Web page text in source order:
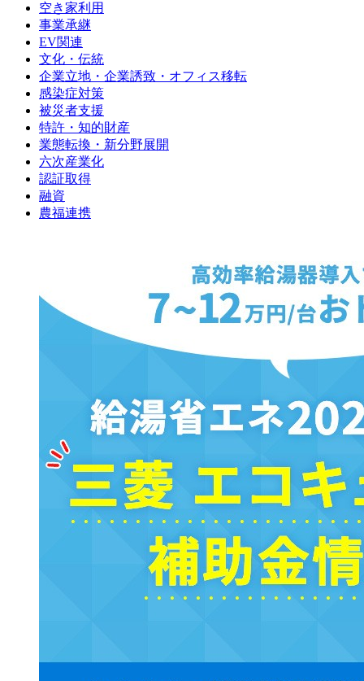
空き家利用
事業承継
EV関連
文化・伝統
企業立地・企業誘致・オフィス移転
感染症対策
被災者支援
特許・知的財産
業態転換・新分野展開
六次産業化
認証取得
融資
農福連携